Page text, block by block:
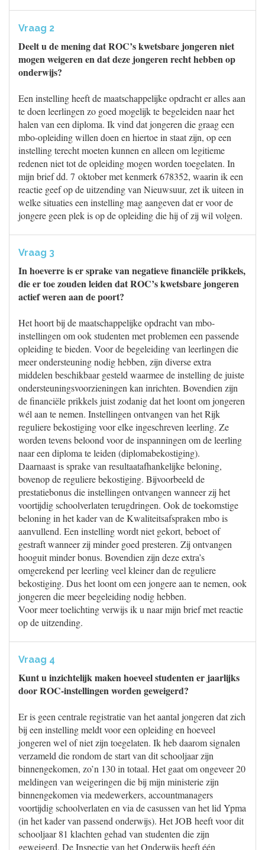
Vraag 2
Deelt u de mening dat ROC’s kwetsbare jongeren niet
mogen weigeren en dat deze jongeren recht hebben op
onderwijs?
Een instelling heeft de maatschappelijke opdracht er alles aan
te doen leerlingen zo goed mogelijk te begeleiden naar het
halen van een diploma. Ik vind dat jongeren die graag een
mbo-opleiding willen doen en hiertoe in staat zijn, op een
instelling terecht moeten kunnen en alleen om legitieme
redenen niet tot de opleiding mogen worden toegelaten. In
mijn brief dd. 7 oktober met kenmerk 678352, waarin ik een
reactie geef op de uitzending van Nieuwsuur, zet ik uiteen in
welke situaties een instelling mag aangeven dat er voor de
jongere geen plek is op de opleiding die hij of zij wil volgen.
Vraag 3
In hoeverre is er sprake van negatieve financiële prikkels,
die er toe zouden leiden dat ROC’s kwetsbare jongeren
actief weren aan de poort?
Het hoort bij de maatschappelijke opdracht van mbo-
instellingen om ook studenten met problemen een passende
opleiding te bieden. Voor de begeleiding van leerlingen die
meer ondersteuning nodig hebben, zijn diverse extra
middelen beschikbaar gesteld waarmee de instelling de juiste
ondersteuningsvoorzieningen kan inrichten. Bovendien zijn
de financiële prikkels juist zodanig dat het loont om jongeren
wél aan te nemen. Instellingen ontvangen van het Rijk
reguliere bekostiging voor elke ingeschreven leerling. Ze
worden tevens beloond voor de inspanningen om de leerling
naar een diploma te leiden (diplomabekostiging).
Daarnaast is sprake van resultaatafhankelijke beloning,
bovenop de reguliere bekostiging. Bijvoorbeeld de
prestatiebonus die instellingen ontvangen wanneer zij het
voortijdig schoolverlaten terugdringen. Ook de toekomstige
beloning in het kader van de Kwaliteitsafspraken mbo is
aanvullend. Een instelling wordt niet gekort, beboet of
gestraft wanneer zij minder goed presteren. Zij ontvangen
hooguit minder bonus. Bovendien zijn deze extra’s
omgerekend per leerling veel kleiner dan de reguliere
bekostiging. Dus het loont om een jongere aan te nemen, ook
jongeren die meer begeleiding nodig hebben.
Voor meer toelichting verwijs ik u naar mijn brief met reactie
op de uitzending.
Vraag 4
Kunt u inzichtelijk maken hoeveel studenten er jaarlijks
door ROC-instellingen worden geweigerd?
Er is geen centrale registratie van het aantal jongeren dat zich
bij een instelling meldt voor een opleiding en hoeveel
jongeren wel of niet zijn toegelaten. Ik heb daarom signalen
verzameld die rondom de start van dit schooljaar zijn
binnengekomen, zo’n 130 in totaal. Het gaat om ongeveer 20
meldingen van weigeringen die bij mijn ministerie zijn
binnengekomen via medewerkers, accountmanagers
voortijdig schoolverlaten en via de casussen van het lid Ypma
(in het kader van passend onderwijs). Het JOB heeft voor dit
schooljaar 81 klachten gehad van studenten die zijn
geweigerd. De Inspectie van het Onderwijs heeft één